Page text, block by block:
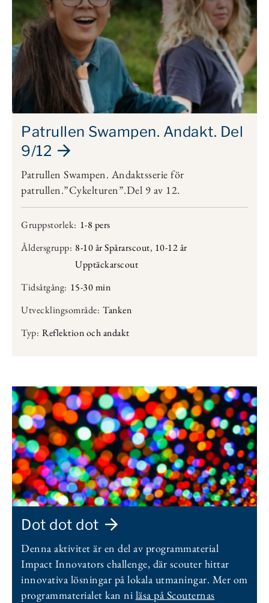
Patrullen Swampen. Andakt. Del
9/12
Patrullen Swampen. Andaktsserie för
patrullen.”Cykelturen”.Del 9 av 12.
Gruppstorlek: 1-8 pers
Åldersgrupp: 8-10 år Spårarscout, 10-12 år
Upptäckarscout
Tidsåtgång: 15-30 min
Utvecklingsområde: Tanken
Typ: Reflektion och andakt
Dot dot dot
Denna aktivitet är en del av programmaterial
Impact Innovators challenge, där scouter hittar
innovativa lösningar på lokala utmaningar. Mer om
programmaterialet kan ni läsa på Scouternas